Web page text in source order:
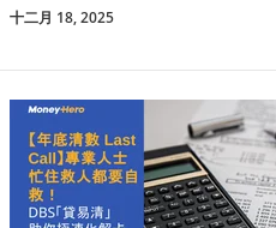
十二月 18, 2025